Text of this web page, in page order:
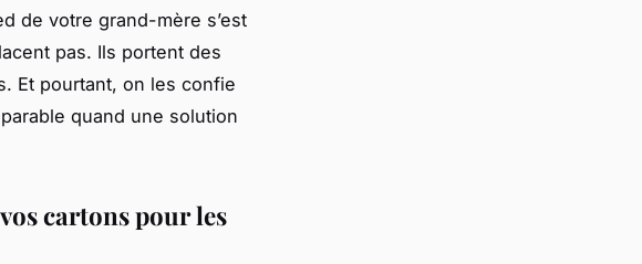
de votre grand-mère s’est
pas. Ils portent des
Et pourtant, on les confie
quand une solution
cartons pour les